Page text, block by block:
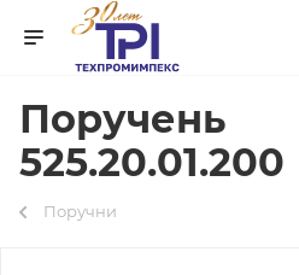
Поручень
525.20.01.200
Поручни